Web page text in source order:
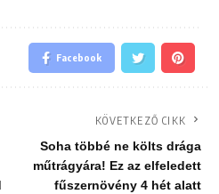
Facebook
KÖVETKEZŐ CIKK
Soha többé ne költs drága
műtrágyára! Ez az elfeledett
fűszernövény 4 hét alatt